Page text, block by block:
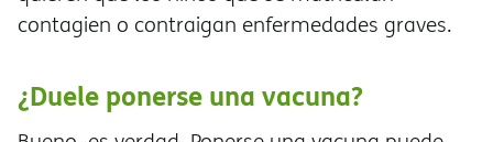
contagien o contraigan enfermedades graves.
¿Duele ponerse una vacuna?